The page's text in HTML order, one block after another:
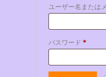
ユーザー名または
パスワード *必